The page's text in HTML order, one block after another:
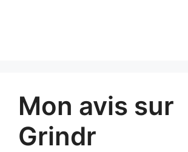
Mon avis sur
Grindr